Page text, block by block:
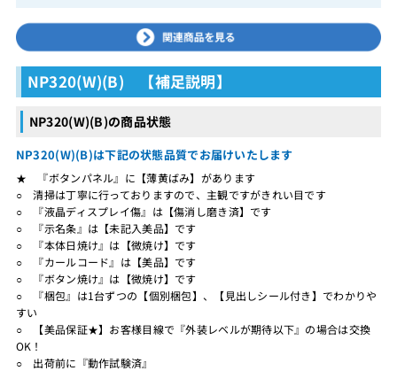
NP320(W)(B) 【補足説明】
NP320(W)(B)の商品状態
NP320(W)(B)は下記の状態品質でお届けいたします
★ 『ボタンパネル』に【薄黄ばみ】があります
○ 清掃は丁寧に行っておりますので、主観ですがきれい目です
○ 『液晶ディスプレイ傷』は【傷消し磨き済】です
○ 『示名条』は【未記入美品】です
○ 『本体日焼け』は【微焼け】です
○ 『カールコード』は【美品】です
○ 『ボタン焼け』は【微焼け】です
○ 『梱包』は1台ずつの【個別梱包】、【見出しシール付き】でわかりや
すい
○ 【美品保証★】お客様目線で『外装レベルが期待以下』の場合は交換
OK！
○ 出荷前に『動作試験済』